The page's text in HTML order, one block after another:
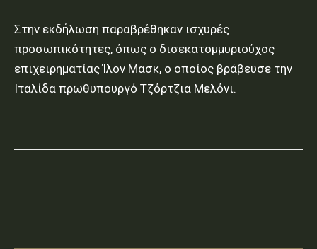
Στην εκδήλωση παραβρέθηκαν ισχυρές
προσωπικότητες, όπως ο δισεκατομμυριούχος
επιχειρηματίας Ίλον Μασκ, ο οποίος βράβευσε την
Ιταλίδα πρωθυπουργό Τζόρτζια Μελόνι.